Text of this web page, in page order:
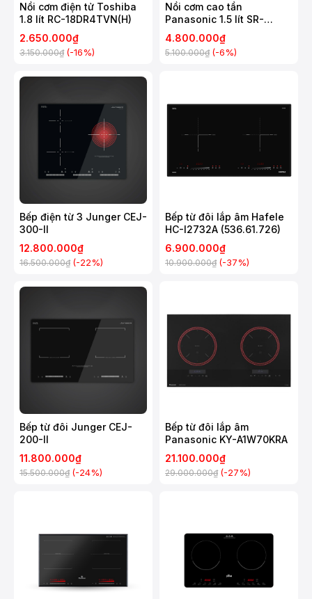
Nồi cơm điện tử Toshiba
1.8 lít RC-18DR4TVN(H)
2.650.000₫
3.150.000₫ (-16%)
Nồi cơm cao tần
Panasonic 1.5 lít SR-
HNS151WRA
4.800.000₫
5.100.000₫ (-6%)
Bếp điện từ 3 Junger CEJ-
300-II
12.800.000₫
16.500.000₫ (-22%)
Bếp từ đôi lắp âm Hafele
HC-I2732A (536.61.726)
6.900.000₫
10.900.000₫ (-37%)
Bếp từ đôi Junger CEJ-
200-II
11.800.000₫
15.500.000₫ (-24%)
Bếp từ đôi lắp âm
Panasonic KY-A1W70KRA
21.100.000₫
29.000.000₫ (-27%)